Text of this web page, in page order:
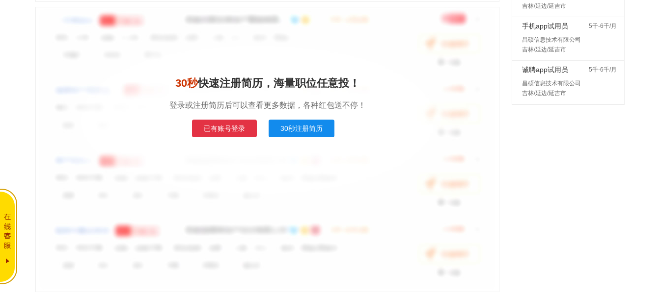
30秒快速注册简历，海量职位任意投！
登录或注册简历后可以查看更多数据，各种红包送不停！
已有账号登录 30秒注册简历
吉林/延边/延吉市
手机app试用员
5千-6千/月
昌硕信息技术有限公司
吉林/延边/延吉市
诚聘app试用员
5千-6千/月
昌硕信息技术有限公司
吉林/延边/延吉市